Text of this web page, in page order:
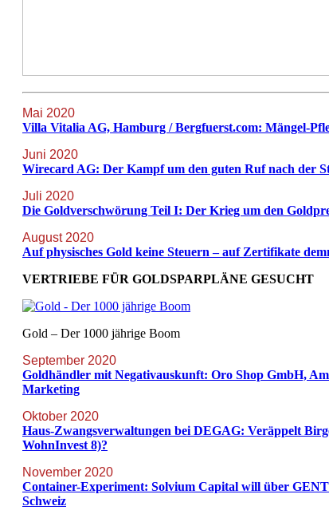
Mai 2020
Villa Vitalia AG, Hamburg / Bergfuerst.com: Mängel-
Juni 2020
Wirecard AG: Der Kampf um den guten Ruf nach der
Juli 2020
Die Goldverschwörung Teil I: Der Krieg um den
August 2020
Auf physisches Gold keine Steuern – auf Zertifikate
VERTRIEBE FÜR GOLDSPARPLÄNE GESUCHT
Gold – Der 1000 jährige Boom
September 2020
Goldhändler mit Negativauskunft: Oro Shop GmbH,
Marketing
Oktober 2020
Haus-Zwangsverwaltungen bei DEGAG: Veräppelt
WohnInvest 8)?
November 2020
Container-Experiment: Solvium Capital will über
Schweiz